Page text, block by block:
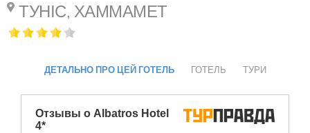
ТУНІС, ХАММАМЕТ
ДЕТАЛЬНО ПРО ЦЕЙ ГОТЕЛЬ ГОТЕЛЬ ТУРИ